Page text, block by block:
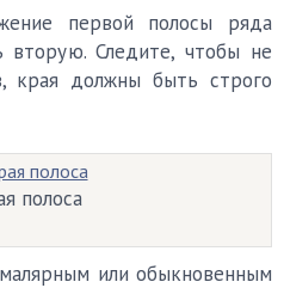
первой полосы ряда
вторую. Следите, чтобы не
края должны быть строго
полоса
или обыкновенным